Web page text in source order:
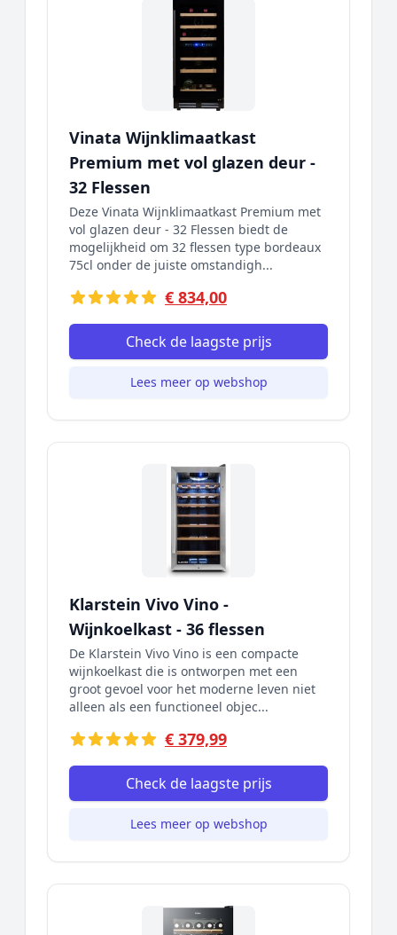
Vinata Wijnklimaatkast
Premium met vol glazen deur -
32 Flessen
Deze Vinata Wijnklimaatkast Premium met
vol glazen deur - 32 Flessen biedt de
mogelijkheid om 32 flessen type bordeaux
75cl onder de juiste omstandigh...
€ 834,00
Check de laagste prijs
Lees meer op webshop
Klarstein Vivo Vino -
Wijnkoelkast - 36 flessen
De Klarstein Vivo Vino is een compacte
wijnkoelkast die is ontworpen met een
groot gevoel voor het moderne leven niet
alleen als een functioneel objec...
€ 379,99
Check de laagste prijs
Lees meer op webshop